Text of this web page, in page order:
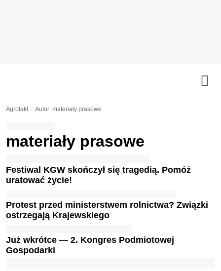
Agrofakt Autor: materiały prasowe
materiały prasowe
Festiwal KGW skończył się tragedią. Pomóż
uratować życie!
Protest przed ministerstwem rolnictwa? Związki
ostrzegają Krajewskiego
Już wkrótce — 2. Kongres Podmiotowej
Gospodarki